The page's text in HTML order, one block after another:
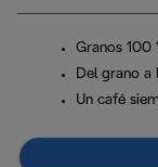
Granos 100
Del grano a
Un café